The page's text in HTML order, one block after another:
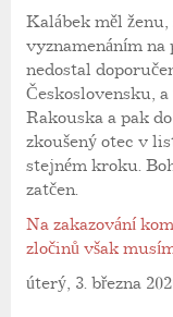
Kalábek měl
vyznamenáním na
nedostal
Československu,
Rakouska a pak
zkoušený otec v
stejném kroku.
zatčen.
Na zakazování
zločinů však
úterý, 3. března